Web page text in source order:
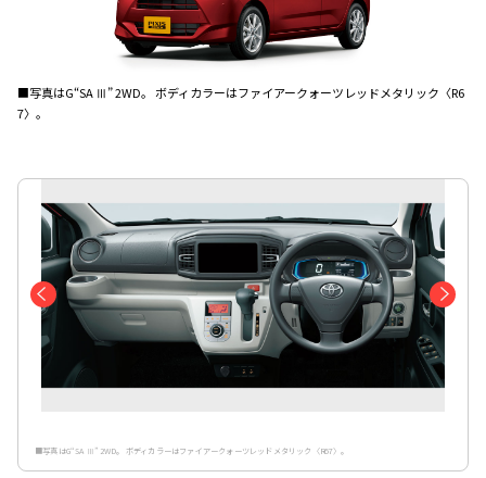
■写真はG“SA Ⅲ” 2WD。 ボディカラーはファイアークォーツレッドメタリック〈R6
7〉。
■写真はG“SA Ⅲ” 2WD。 ボディカラーはファイアークォーツレッドメタリック〈R67〉。